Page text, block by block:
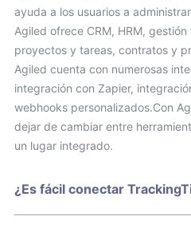
ayuda a los usuarios a
Agiled ofrece CRM, HRM,
proyectos y tareas, contratos y
Agiled cuenta con numerosas
integración con Zapier,
webhooks personalizados.Con
dejar de cambiar entre
un lugar integrado.
¿Es fácil conectar